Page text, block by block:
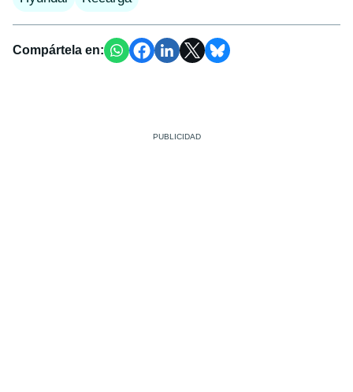
Compártela en: